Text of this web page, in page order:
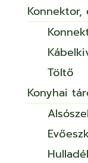
Konnektor,
Töltő
Konyhai